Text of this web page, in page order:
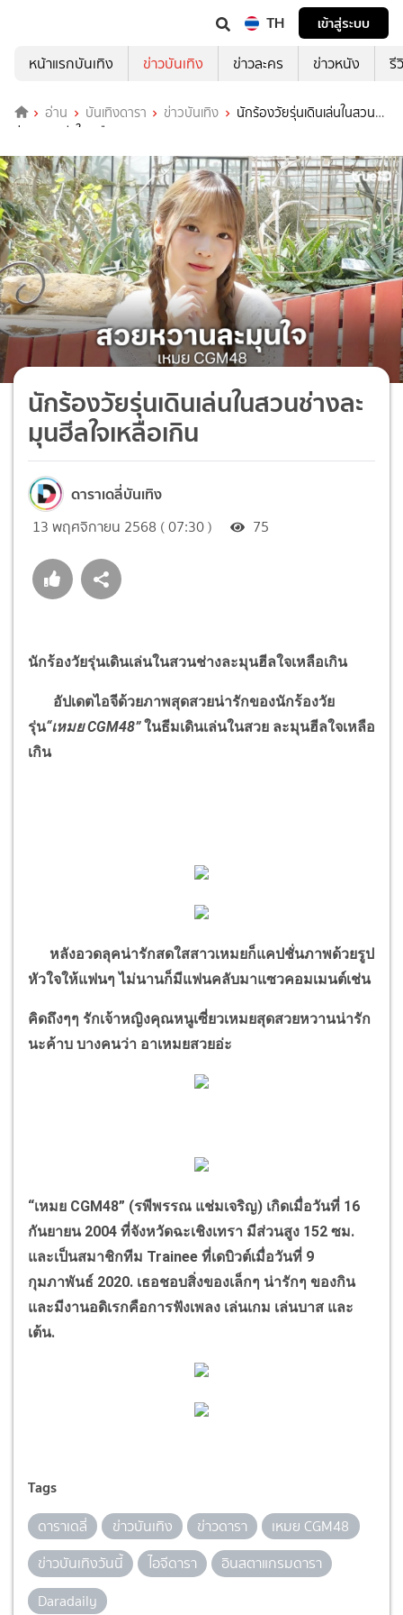
TH
เข้าสู่ระบบ
หน้าแรกบันเทิง
ข่าวบันเทิง ข่าวละคร ข่าวหนัง รี
อ่าน บันเทิงดารา ข่าวบันเทิง
นักร้องวัยรุ่นเดินเล่นในสวน
ช่างละมุนฮีลใจเหลือเกิน
นักร้องวัยรุ่นเดินเล่นในสวนช่างละ
มุนฮีลใจเหลือเกิน
ดาราเดลี่บันเทิง
13 พฤศจิกายน 2568 ( 07:30 ) 75
นักร้องวัยรุ่นเดินเล่นในสวนช่างละมุนฮีลใจเหลือเกิน
อัปเดตไอจีด้วยภาพสุดสวยน่ารักของนักร้องวัย
รุ่น“เหมยCGM48”ในธีมเดินเล่นในสวย ละมุนฮีลใจเหลือ
เกิน
หลังอวดลุคน่ารักสดใสสาวเหมยก็แคปชั่นภาพด้วยรูป
หัวใจให้แฟนๆ ไม่นานก็มีแฟนคลับมาแซวคอมเมนต์เช่น
คิดถึงๆๆ รักเจ้าหญิงคุณหนูเซี่ยวเหมยสุดสวยหวานน่ารัก
นะค้าบ บางคนว่า อาเหมยสวยอ่ะ
“เหมย CGM48” (รพีพรรณ แช่มเจริญ) เกิดเมื่อวันที่ 16
กันยายน 2004 ที่จังหวัดฉะเชิงเทรา มีส่วนสูง 152 ซม.
และเป็นสมาชิกทีม Trainee ที่เดบิวต์เมื่อวันที่ 9
กุมภาพันธ์ 2020. เธอชอบสิ่งของเล็กๆ น่ารักๆ ของกิน
และมีงานอดิเรกคือการฟังเพลง เล่นเกม เล่นบาส และ
เต้น.
Tags
ดาราเดลี่ ข่าวบันเทิง ข่าวดารา
เหมย CGM48
ข่าวบันเทิงวันนี้
ไอจีดารา
อินสตาแกรมดารา
Daradaily